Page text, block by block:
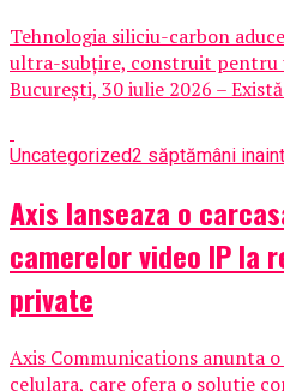
Tehnologia siliciu-carbon
ultra-subțire, construit pentru
București, 30 iulie 2026 –
Uncategorized2 săptămâni
Axis lanseaza o
camerelor video IP la
private
Axis Communications anunta
celulara, care ofera o solutie